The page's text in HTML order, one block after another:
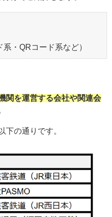
・QRコード系など）
関を運営する会社や関連会
下の通りです。